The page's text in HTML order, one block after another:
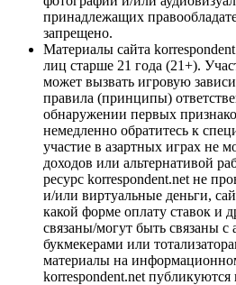
принадлежащих
запрещено.
Материалы сайта
лиц старше 21 года (21+).
может вызвать игровую
правила (принципы)
обнаружении первых
немедленно обратитесь к
участие в азартных играх не
доходов или альтернативой
ресурс korrespondent.net не
и/или виртуальные деньги,
какой форме оплату ставок и
связаны/могут быть связаны
букмекерами или
материалы на
korrespondent.net